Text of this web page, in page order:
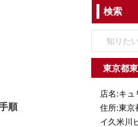
順
検索
東京都
店名:キ
住所:東
イ久米川